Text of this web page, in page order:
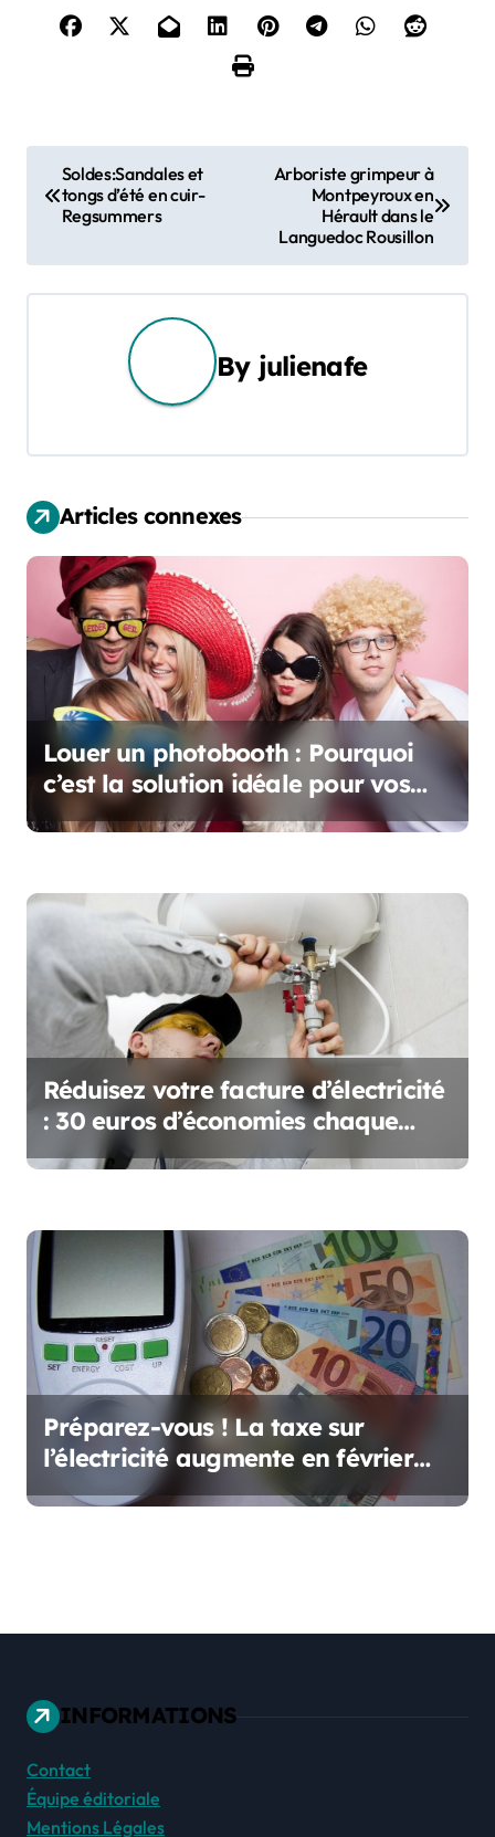
a
v
i
o
n
e
l
a
r
t
i
c
Soldes:Sandales et
tongs d’été en cuir-
Regsummers
Arboriste grimpeur à
Montpeyroux en
Hérault dans le
Languedoc Rousillon
By julienafe
Articles connexes
Louer un photobooth : Pourquoi
c’est la solution idéale pour vos
événements
Réduisez votre facture d’électricité
: 30 euros d’économies chaque
mois avec cette astuce utile des
Préparez-vous ! La taxe sur
l’électricité augmente en février
2025 : ce que cela signifie pour
INFORMATIONS
Contact
Équipe éditoriale
Mentions Légales